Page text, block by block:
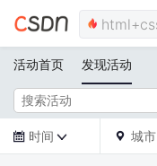
活动首页 发现活动
 时间   城市